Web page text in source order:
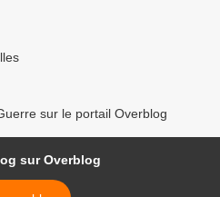
sur le portail Overblog
sur Overblog